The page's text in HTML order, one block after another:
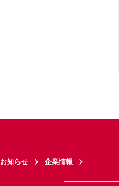
お知らせ 企業情報